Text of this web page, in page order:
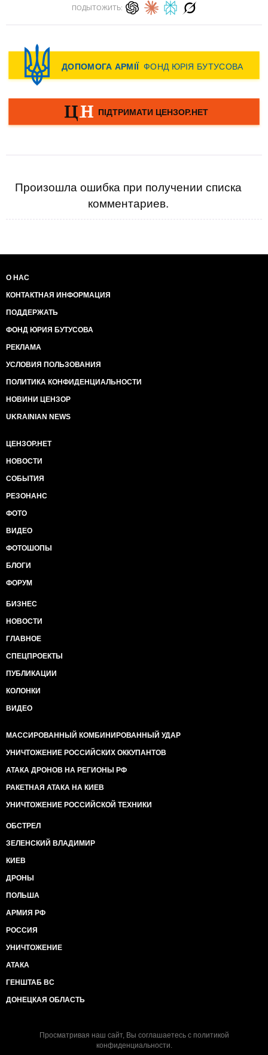
ПОДЫТОЖИТЬ:
Произошла ошибка при получении списка
комментариев.
О НАС
КОНТАКТНАЯ ИНФОРМАЦИЯ
ПОДДЕРЖАТЬ
ФОНД ЮРИЯ БУТУСОВА
РЕКЛАМА
УСЛОВИЯ ПОЛЬЗОВАНИЯ
ПОЛИТИКА КОНФИДЕНЦИАЛЬНОСТИ
НОВИНИ ЦЕНЗОР
UKRAINIAN NEWS
ЦЕНЗОР.НЕТ
НОВОСТИ
СОБЫТИЯ
РЕЗОНАНС
ФОТО
ВИДЕО
ФОТОШОПЫ
БЛОГИ
ФОРУМ
БИЗНЕС
НОВОСТИ
ГЛАВНОЕ
СПЕЦПРОЕКТЫ
ПУБЛИКАЦИИ
КОЛОНКИ
ВИДЕО
МАССИРОВАННЫЙ КОМБИНИРОВАННЫЙ УДАР
УНИЧТОЖЕНИЕ РОССИЙСКИХ ОККУПАНТОВ
АТАКА ДРОНОВ НА РЕГИОНЫ РФ
РАКЕТНАЯ АТАКА НА КИЕВ
УНИЧТОЖЕНИЕ РОССИЙСКОЙ ТЕХНИКИ
ОБСТРЕЛ
ЗЕЛЕНСКИЙ ВЛАДИМИР
КИЕВ
ДРОНЫ
ПОЛЬША
АРМИЯ РФ
РОССИЯ
УНИЧТОЖЕНИЕ
АТАКА
ГЕНШТАБ ВС
ДОНЕЦКАЯ ОБЛАСТЬ
Просматривая наш сайт, Вы соглашаетесь с политикой
конфиденциальности.